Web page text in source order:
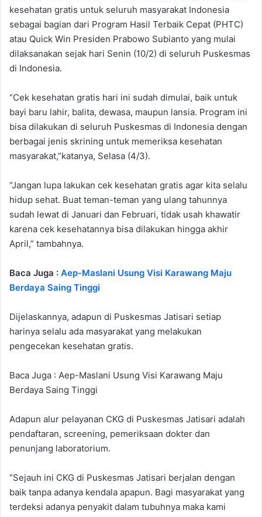
kesehatan gratis untuk seluruh masyarakat Indonesia
sebagai bagian dari Program Hasil Terbaik Cepat (PHTC)
atau Quick Win Presiden Prabowo Subianto yang mulai
dilaksanakan sejak hari Senin (10/2) di seluruh Puskesmas
di Indonesia.
“Cek kesehatan gratis hari ini sudah dimulai, baik untuk
bayi baru lahir, balita, dewasa, maupun lansia. Program ini
bisa dilakukan di seluruh Puskesmas di Indonesia dengan
berbagai jenis skrining untuk memeriksa kesehatan
masyarakat,”katanya, Selasa (4/3).
“Jangan lupa lakukan cek kesehatan gratis agar kita selalu
hidup sehat. Buat teman-teman yang ulang tahunnya
sudah lewat di Januari dan Februari, tidak usah khawatir
karena cek kesehatannya bisa dilakukan hingga akhir
April,” tambahnya.
Baca Juga : Aep-Maslani Usung Visi Karawang Maju
Berdaya Saing Tinggi
Dijelaskannya, adapun di Puskesmas Jatisari setiap
harinya selalu ada masyarakat yang melakukan
pengecekan kesehatan gratis.
Baca Juga : Aep-Maslani Usung Visi Karawang Maju
Berdaya Saing Tinggi
Adapun alur pelayanan CKG di Puskesmas Jatisari adalah
pendaftaran, screening, pemeriksaan dokter dan
penunjang laboratorium.
“Sejauh ini CKG di Puskesmas Jatisari berjalan dengan
baik tanpa adanya kendala apapun. Bagi masyarakat yang
terdeksi adanya penyakit dalam tubuhnya maka kami